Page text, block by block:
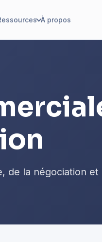
À propos
de la négociation et